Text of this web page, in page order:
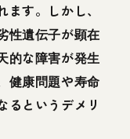
す。しかし、
性遺伝子が顕在
的な障害が発生
健康問題や寿命
るというデメリ